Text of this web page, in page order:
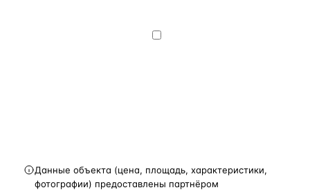
Данные объекта (цена, площадь, характеристики,
фотографии) предоставлены партнёром